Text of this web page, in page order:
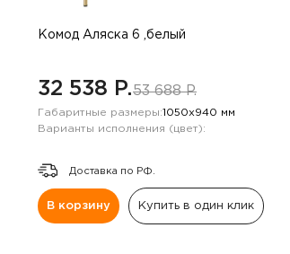
Комод Аляска 6 ,белый
32 538 P.53 688 P.
Габаритные размеры:1050х940 мм
Варианты исполнения (цвет):
Доставка по РФ.
В корзину Купить в один клик